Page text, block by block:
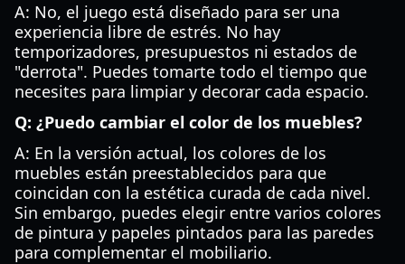
A: No, el juego está diseñado para ser una
experiencia libre de estrés. No hay
temporizadores, presupuestos ni estados de
"derrota". Puedes tomarte todo el tiempo que
necesites para limpiar y decorar cada espacio.
Q: ¿Puedo cambiar el color de los muebles?
A: En la versión actual, los colores de los
muebles están preestablecidos para que
coincidan con la estética curada de cada nivel.
Sin embargo, puedes elegir entre varios colores
de pintura y papeles pintados para las paredes
para complementar el mobiliario.